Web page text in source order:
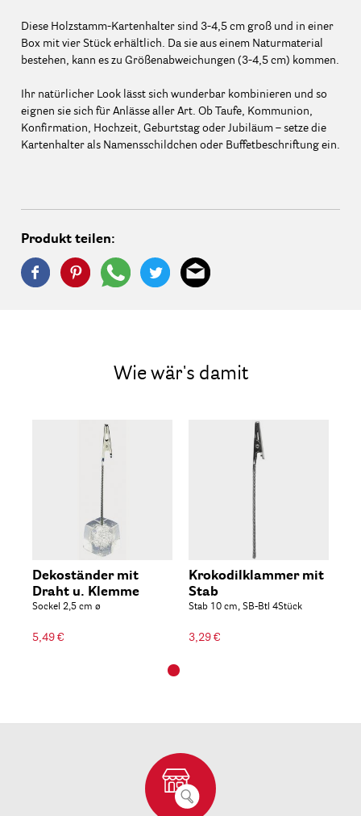
Diese Holzstamm-Kartenhalter sind 3-4,5 cm groß und in einer
Box mit vier Stück erhältlich. Da sie aus einem Naturmaterial
bestehen, kann es zu Größenabweichungen (3-4,5 cm) kommen.
Ihr natürlicher Look lässt sich wunderbar kombinieren und so
eignen sie sich für Anlässe aller Art. Ob Taufe, Kommunion,
Konfirmation, Hochzeit, Geburtstag oder Jubiläum – setze die
Kartenhalter als Namensschildchen oder Buffetbeschriftung ein.
Produkt teilen:
Wie wär's damit
Dekoständer mit
Draht u. Klemme
Sockel 2,5 cm ø
5,49 €
Krokodilklammer mit
Stab
Stab 10 cm, SB-Btl 4Stück
3,29 €